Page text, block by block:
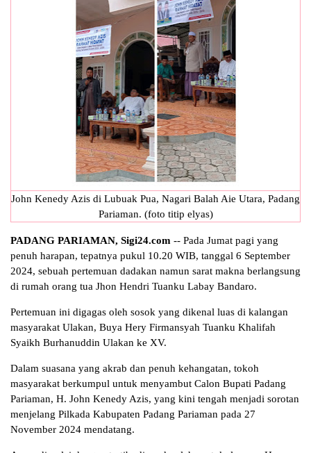
John Kenedy Azis di Lubuak Pua, Nagari Balah Aie Utara, Padang
Pariaman. (foto titip elyas)
PADANG PARIAMAN, Sigi24.com -- Pada Jumat pagi yang
penuh harapan, tepatnya pukul 10.20 WIB, tanggal 6 September
2024, sebuah pertemuan dadakan namun sarat makna berlangsung
di rumah orang tua Jhon Hendri Tuanku Labay Bandaro.
Pertemuan ini digagas oleh sosok yang dikenal luas di kalangan
masyarakat Ulakan, Buya Hery Firmansyah Tuanku Khalifah
Syaikh Burhanuddin Ulakan ke XV.
Dalam suasana yang akrab dan penuh kehangatan, tokoh
masyarakat berkumpul untuk menyambut Calon Bupati Padang
Pariaman, H. John Kenedy Azis, yang kini tengah menjadi sorotan
menjelang Pilkada Kabupaten Padang Pariaman pada 27
November 2024 mendatang.